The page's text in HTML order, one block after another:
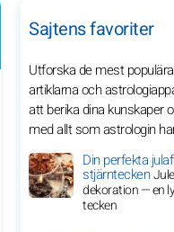
Sajtens favoriter
Utforska de mest
artiklarna och
att berika dina kunskaper
med allt som astrologin
Din perfekta
stjärntecken
dekoration — en
tecken